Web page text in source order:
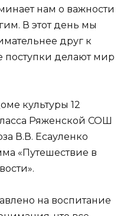
нам о важности
В этот день мы
друг к
поступки делают мир
культуры 12
Ряженской СОШ
В.В. Есауленко
« Путешествие в
на воспитание